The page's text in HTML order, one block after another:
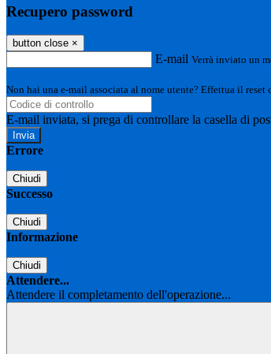
Recupero password
button close ×
E-mail Verrà inviato un
Non hai una e-mail associata al nome utente? Effettua il reset
E-mail inviata, si prega di controllare la casella di
Errore
Chiudi
Successo
Chiudi
Informazione
Chiudi
Attendere...
Attendere il completamento dell'operazione...